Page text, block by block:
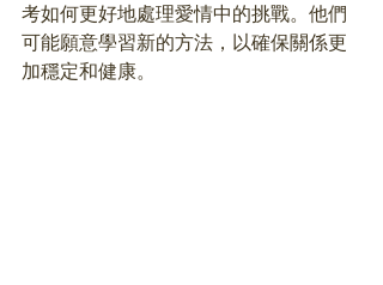
考如何更好地處理愛情中的挑戰。他們
可能願意學習新的方法，以確保關係更
加穩定和健康。